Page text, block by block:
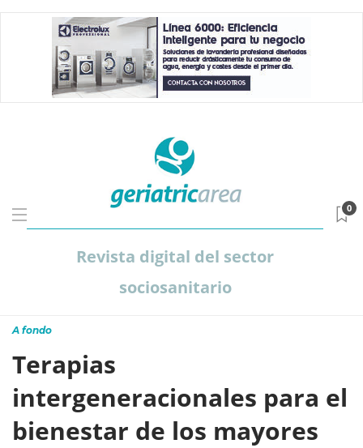
Revista digital del sector
sociosanitario
0
A fondo
Terapias
intergeneracionales para el
bienestar de los mayores